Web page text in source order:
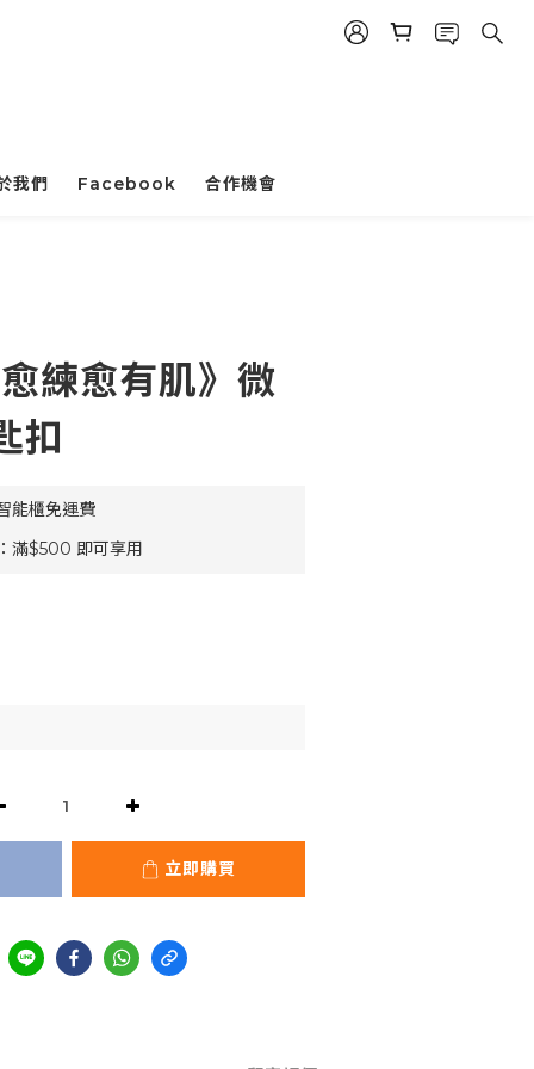
我們 Facebook 合作機會
練愈有肌》微
扣
能櫃免運費
滿$500 即可享用
立即購買